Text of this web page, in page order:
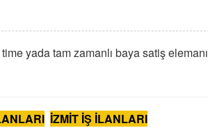
yada tam zamanlı baya satiş
İZMİT İŞ İLANLARI